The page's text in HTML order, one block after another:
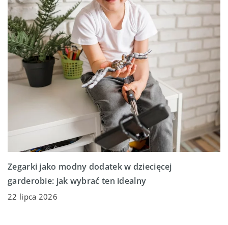
Zegarki jako modny dodatek w dziecięcej
garderobie: jak wybrać ten idealny
22 lipca 2026